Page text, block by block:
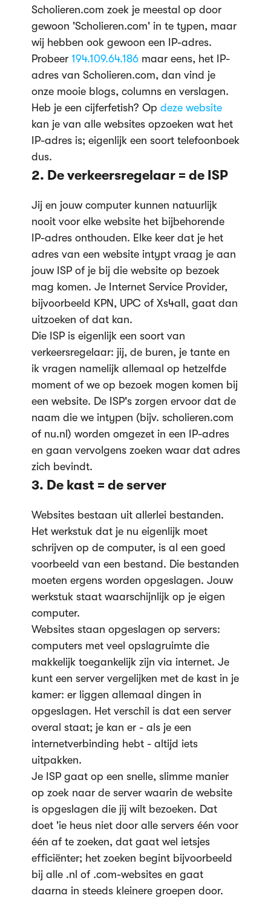
Scholieren.com zoek je meestal op door
gewoon 'Scholieren.com' in te typen, maar
wij hebben ook gewoon een IP-adres.
Probeer 194.109.64.186maar eens, het IP-
adres van Scholieren.com, dan vind je
onze mooie blogs, columns en verslagen.
Heb je een cijferfetish? Op deze website
kan je van alle websites opzoeken wat het
IP-adres is; eigenlijk een soort telefoonboek
dus.
2. De verkeersregelaar = de ISP
Jij en jouw computer kunnen natuurlijk
nooit voor elke website het bijbehorende
IP-adres onthouden. Elke keer dat je het
adres van een website intypt vraag je aan
jouw ISP of je bij die website op bezoek
mag komen. Je Internet Service Provider,
bijvoorbeeld KPN, UPC of Xs4all, gaat dan
uitzoeken of dat kan.
Die ISP is eigenlijk een soort van
verkeersregelaar: jij, de buren, je tante en
ik vragen namelijk allemaal op hetzelfde
moment of we op bezoek mogen komen bij
een website. De ISP's zorgen ervoor dat de
naam die we intypen (bijv. scholieren.com
of nu.nl) worden omgezet in een IP-adres
en gaan vervolgens zoeken waar dat adres
zich bevindt.
3. De kast = de server
Websites bestaan uit allerlei bestanden.
Het werkstuk dat je nu eigenlijk moet
schrijven op de computer, is al een goed
voorbeeld van een bestand. Die bestanden
moeten ergens worden opgeslagen. Jouw
werkstuk staat waarschijnlijk op je eigen
computer.
Websites staan opgeslagen op servers:
computers met veel opslagruimte die
makkelijk toegankelijk zijn via internet. Je
kunt een server vergelijken met de kast in je
kamer: er liggen allemaal dingen in
opgeslagen. Het verschil is dat een server
overal staat; je kan er - als je een
internetverbinding hebt - altijd iets
uitpakken.
Je ISP gaat op een snelle, slimme manier
op zoek naar de server waarin de website
is opgeslagen die jij wilt bezoeken. Dat
doet 'ie heus niet door alle servers één voor
één af te zoeken, dat gaat wel ietsjes
efficiënter; het zoeken begint bijvoorbeeld
bij alle .nl of .com-websites en gaat
daarna in steeds kleinere groepen door.